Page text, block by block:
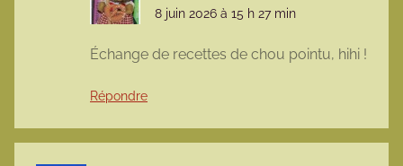
8 juin 2026 à 15 h 27 min
Échange de recettes de chou pointu, hihi !
Répondre